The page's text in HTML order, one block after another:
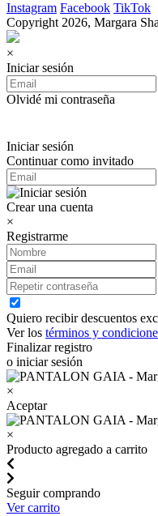
Instagram Facebook TikTok
Copyright 2026, Margara
×
Iniciar sesión
Olvidé mi contraseña
Iniciar sesión
Continuar como invitado
Crear una cuenta
×
Registrarme
Quiero recibir descuentos
Ver los términos y
Finalizar registro
o iniciar sesión
×
Aceptar
×
Producto agregado a carrito
Seguir comprando
Ver carrito